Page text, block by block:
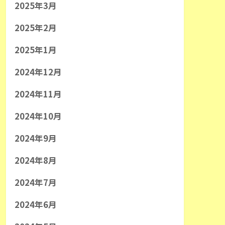
2025年3月
2025年2月
2025年1月
2024年12月
2024年11月
2024年10月
2024年9月
2024年8月
2024年7月
2024年6月